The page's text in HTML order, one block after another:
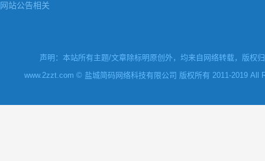
网站公告相关
声明：本站所有主题/文章除标明原创外，均来自网络转载，版权
www.2zzt.com © 盐城简码网络科技有限公司 版权所有 2011-2019